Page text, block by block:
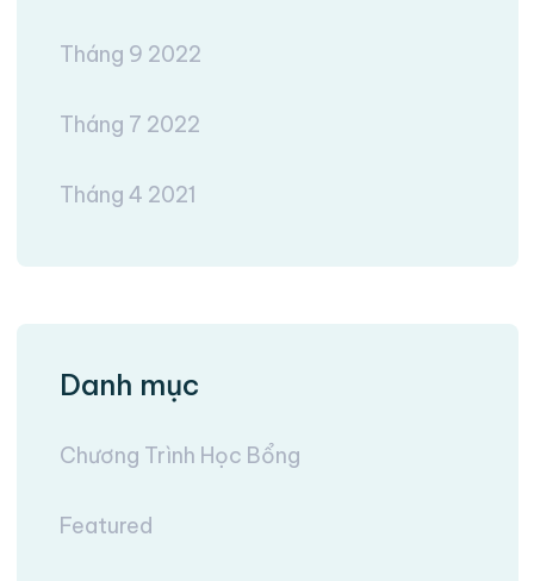
Tháng 9 2022
Tháng 7 2022
Tháng 4 2021
Danh mục
Chương Trình Học Bổng
Featured